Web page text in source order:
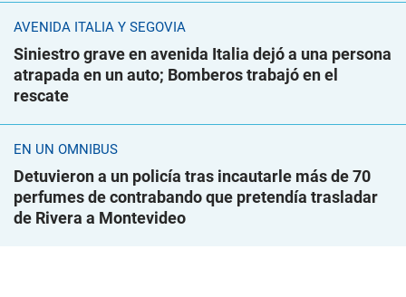
AVENIDA ITALIA Y SEGOVIA
Siniestro grave en avenida Italia dejó a una persona
atrapada en un auto; Bomberos trabajó en el
rescate
EN UN ÓMNIBUS
Detuvieron a un policía tras incautarle más de 70
perfumes de contrabando que pretendía trasladar
de Rivera a Montevideo